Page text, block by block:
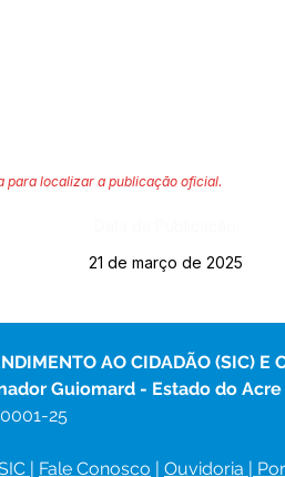
para localizar a publicação oficial.
21 de março de 2025
AO CIDADÃO (SIC) E
Guiomard - Estado do Acre
25
| Fale Conosco | Ouvidoria |